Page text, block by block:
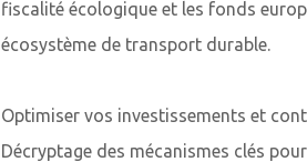
fiscalité écologique et les fonds
écosystème de transport durable.
Optimiser vos investissements et
Décryptage des mécanismes clés